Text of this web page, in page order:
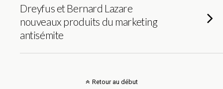
Dreyfus et Bernard Lazare
nouveaux produits du marketing
antisémite
Retour au début